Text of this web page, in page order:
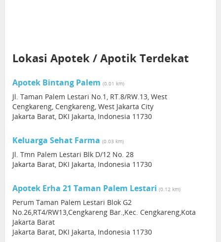
Lokasi Apotek / Apotik Terdekat
Apotek Bintang Palem (0.01 km)
Jl. Taman Palem Lestari No.1, RT.8/RW.13, West
Cengkareng, Cengkareng, West Jakarta City
Jakarta Barat, DKI Jakarta, Indonesia 11730
Keluarga Sehat Farma (0.03 km)
Jl. Tmn Palem Lestari Blk D/12 No. 28
Jakarta Barat, DKI Jakarta, Indonesia 11730
Apotek Erha 21 Taman Palem Lestari (0.12 km)
Perum Taman Palem Lestari Blok G2
No.26,RT4/RW13,Cengkareng Bar.,Kec. Cengkareng,Kota
Jakarta Barat
Jakarta Barat, DKI Jakarta, Indonesia 11730